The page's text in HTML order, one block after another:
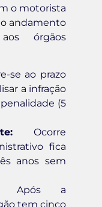
o motorista
andamento
órgãos
se ao prazo
a infração
(5
Ocorre
fica
anos sem
a
tem cinco